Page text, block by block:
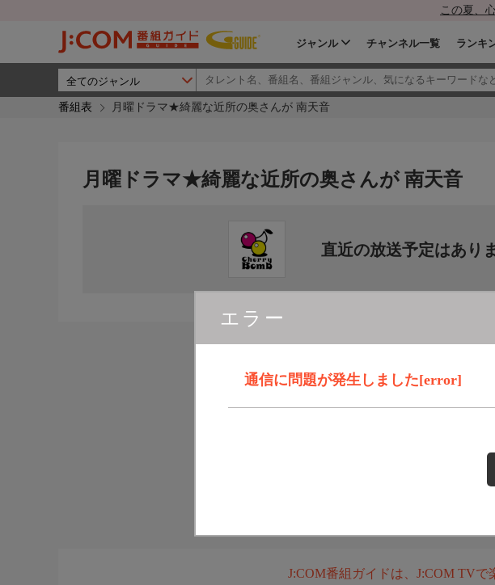
この夏、
ジャンル チャンネル一覧 ランキ
番組表 月曜ドラマ★綺麗な近所の奥さんが 南天音
エラー
通信に問題が発生しました[error]
月曜ドラマ★綺麗な近所の奥さんが 南天音
直近の放送予定はあり
J:COM番組ガイドは、J:COM TVで